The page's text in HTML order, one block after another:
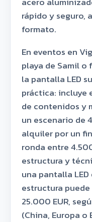
rápido y seguro,
formato.
En eventos en
playa de Samil
la pantalla LED
práctica: incluye
de contenidos y
un escenario de
alquiler por un
ronda entre
estructura y
una pantalla
estructura
25.000 EUR,
(China, Europa o